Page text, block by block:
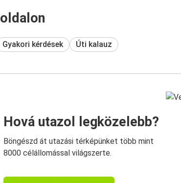
Gyakori kérdések Úti kalauz
Hová utazol legközelebb?
Böngészd át utazási térképünket több mint
8000 célállomással világszerte.